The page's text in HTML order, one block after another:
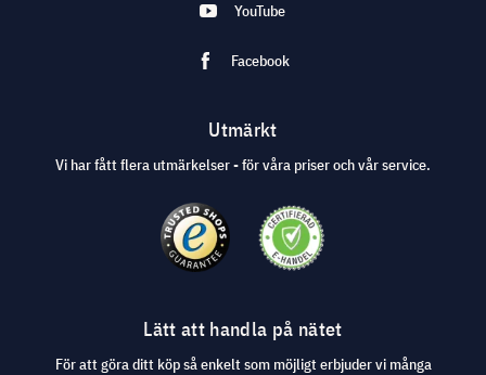
YouTube
Facebook
Utmärkt
Vi har fått flera utmärkelser - för våra priser och vår service.
Lätt att handla på nätet
För att göra ditt köp så enkelt som möjligt erbjuder vi många